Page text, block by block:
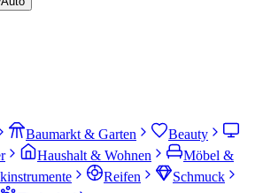
Baumarkt & Garten
Beauty
Haushalt & Wohnen
Möbel &
Reifen
Schmuck